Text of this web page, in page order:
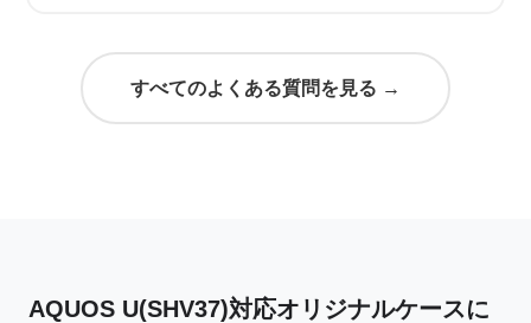
すべてのよくある質問を見る →
AQUOS U(SHV37)対応オリジナルケースに